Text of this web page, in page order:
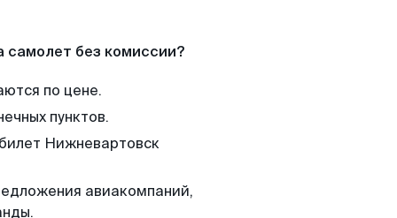
самолет без комиссии?
по цене.
пунктов.
Нижневартовск
авиакомпаний,